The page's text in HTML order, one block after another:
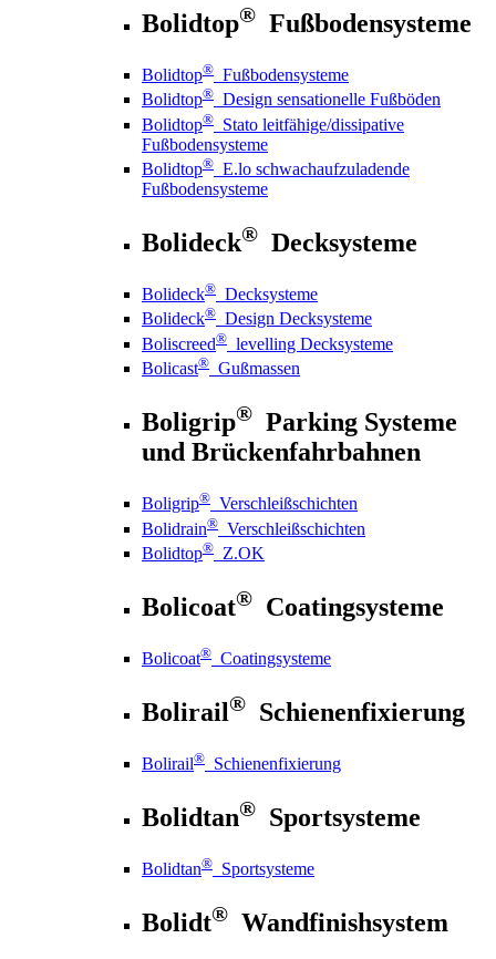
Bolidtop® Fußbodensysteme
Bolidtop® Fußbodensysteme
Bolidtop® Design sensationelle Fußböden
Bolidtop® Stato leitfähige/dissipative
Fußbodensysteme
Bolidtop® E.lo schwachaufzuladende
Fußbodensysteme
Bolideck® Decksysteme
Bolideck® Decksysteme
Bolideck® Design Decksysteme
Boliscreed® levelling Decksysteme
Bolicast® Gußmassen
Boligrip® Parking Systeme
und Brückenfahrbahnen
Boligrip® Verschleißschichten
Bolidrain® Verschleißschichten
Bolidtop® Z.OK
Bolicoat® Coatingsysteme
Bolicoat® Coatingsysteme
Bolirail® Schienenfixierung
Bolirail® Schienenfixierung
Bolidtan® Sportsysteme
Bolidtan® Sportsysteme
Bolidt® Wandfinishsystem